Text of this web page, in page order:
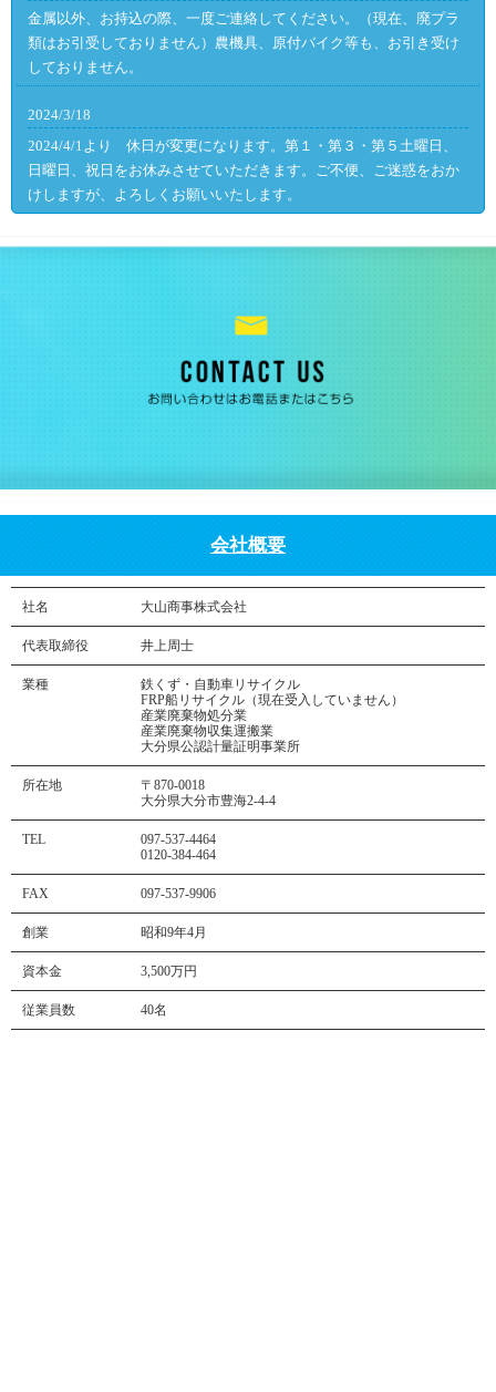
金属以外、お持込の際、一度ご連絡してください。（現在、廃プラ
類はお引受しておりません）農機具、原付バイク等も、お引き受け
しておりません。
2024/3/18
2024/4/1より 休日が変更になります。第１・第３・第５土曜日、
日曜日、祝日をお休みさせていただきます。ご不便、ご迷惑をおか
けしますが、よろしくお願いいたします。
会社概要
社名 大山商事株式会社
代表取締役 井上周士
業種
鉄くず・自動車リサイクル
FRP船リサイクル（現在受入していません）
産業廃棄物処分業
産業廃棄物収集運搬業
大分県公認計量証明事業所
所在地
〒870-0018
大分県大分市豊海2-4-4
TEL
097-537-4464
0120-384-464
FAX 097-537-9906
創業 昭和9年4月
資本金 3,500万円
従業員数 40名